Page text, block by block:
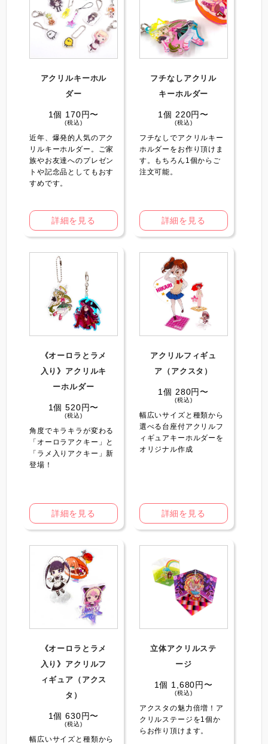
アクリルキーホル
ダー
1個 170円〜
(税込)
近年、爆発的人気のアク
リルキーホルダー。ご家
族やお友達へのプレゼン
トや記念品としてもおす
すめです。
詳細を見る
フチなしアクリル
キーホルダー
1個 220円〜
(税込)
フチなしでアクリルキー
ホルダーをお作り頂けま
す。もちろん1個からご
注文可能。
詳細を見る
《オーロラとラメ
入り》アクリルキ
ーホルダー
1個 520円〜
(税込)
角度でキラキラが変わる
「オーロラアクキー」と
「ラメ入りアクキー」新
登場！
詳細を見る
アクリルフィギュ
ア（アクスタ）
1個 280円〜
(税込)
幅広いサイズと種類から
選べる台座付アクリルフ
ィギュアキーホルダーを
オリジナル作成
詳細を見る
《オーロラとラメ
入り》アクリルフ
ィギュア（アクス
タ）
1個 630円〜
(税込)
幅広いサイズと種類から
立体アクリルステ
ージ
1個 1,680円〜
(税込)
アクスタの魅力倍増！ア
クリルステージを1個か
らお作り頂けます。